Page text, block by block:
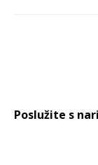
Poslužite s